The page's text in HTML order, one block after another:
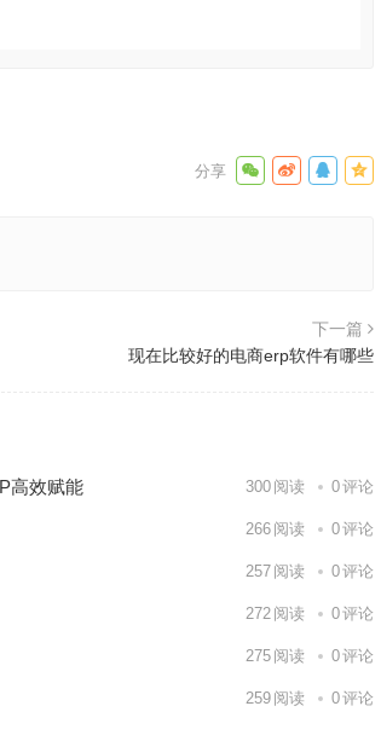
下一篇
现在比较好的电商erp软件有哪些
高效赋能 300 阅读 0评论
266 阅读 0评论
257 阅读 0评论
272 阅读 0评论
275 阅读 0评论
259 阅读 0评论